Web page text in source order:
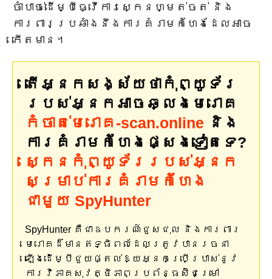
ចាំបាច់ដើម្បីធ្វើការស្កេនហ្មត់ចត់ និង
ការពារប្រឆាំងនឹងការគំរាមកំហែងដែលអាច
កើតមាន។
តើអ្នកសង្ស័យថាកុំព្យូទ័រ
របស់អ្នកអាចឆ្លងមេរោគ
កំចាត់មេរោគ-scan.online និង
ការគំរាមកំហែងផ្សេងទៀតទេ?
ស្កេនកុំព្យូទ័ររបស់អ្នក
សម្រាប់ការគំរាមកំហែង
ជាមួយ SpyHunter
SpyHunter គឺជាឧបករណ៍ជួសជុល និងការពារ
មេរោគដ៏មានឥទ្ធិពលដែលត្រូវបានរចនា
ឡើងដើម្បីជួយផ្តល់ឱ្យអ្នកប្រើប្រាស់នូវ
ការវិភាគសុវត្ថិភាពប្រព័ន្ធស៊ីជម្រៅ